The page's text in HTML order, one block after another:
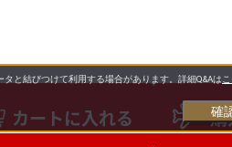
カートに入れる 購
と結びつけて利用する場合があります。詳細Q&Aは
確